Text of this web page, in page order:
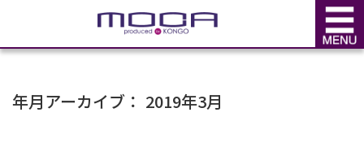
BLOG
年月アーカイブ： 2019年3月